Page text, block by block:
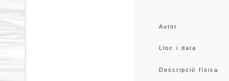
Autor
Lloc i data
Descripció física